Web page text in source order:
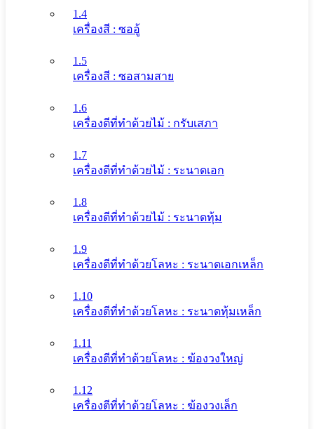
1.4
เครื่องสี : ซออู้
1.5
เครื่องสี : ซอสามสาย
1.6
เครื่องตีที่ทําด้วยไม้ : กรับเสภา
1.7
เครื่องตีที่ทําด้วยไม้ : ระนาดเอก
1.8
เครื่องตีที่ทําด้วยไม้ : ระนาดทุ้ม
1.9
เครื่องตีที่ทําด้วยโลหะ : ระนาดเอกเหล็ก
1.10
เครื่องตีที่ทําด้วยโลหะ : ระนาดทุ้มเหล็ก
1.11
เครื่องตีที่ทําด้วยโลหะ : ฆ้องวงใหญ่
1.12
เครื่องตีที่ทําด้วยโลหะ : ฆ้องวงเล็ก